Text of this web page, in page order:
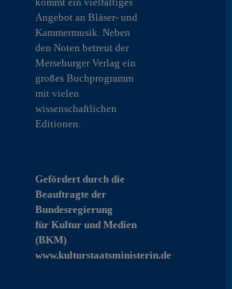
Angebot an Bläser- und
Kammermusik. Neben
den Noten betreut der
Merseburger Verlag ein
großes Buchprogramm
mit vielen
wissenschaftlichen
Editionen.
Gefördert durch die
Beauftragte der
Bundesregierung
für Kultur und Medien
(BKM)
www.kulturstaatsministerin.de